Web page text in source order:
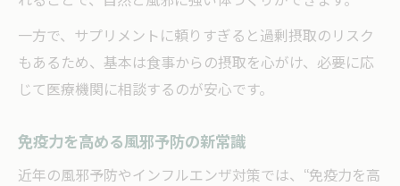
一方で、サプリメントに頼りすぎると過剰摂取のリスク
もあるため、基本は食事からの摂取を心がけ、必要に応
じて医療機関に相談するのが安心です。
免疫力を高める風邪予防の新常識
近年の風邪予防やインフルエンザ対策では、“免疫力を高